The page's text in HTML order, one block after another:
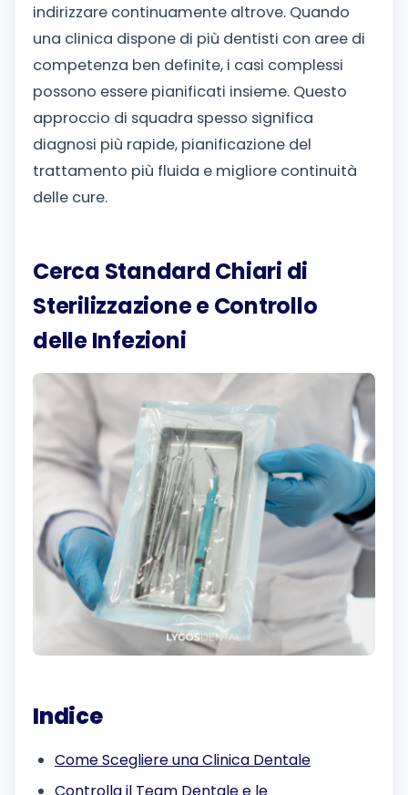
indirizzare continuamente altrove. Quando
una clinica dispone di più dentisti con aree di
competenza ben definite, i casi complessi
possono essere pianificati insieme. Questo
approccio di squadra spesso significa
diagnosi più rapide, pianificazione del
trattamento più fluida e migliore continuità
delle cure.
Cerca Standard Chiari di
Sterilizzazione e Controllo
delle Infezioni
Indice
Come Scegliere una Clinica Dentale